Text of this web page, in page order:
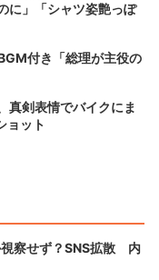
に」「シャツ姿艶っぽ
付き「総理が主役の
真剣表情でバイクにま
ョット
視察せず？SNS拡散 内